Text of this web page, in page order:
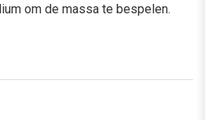
om de massa te bespelen.